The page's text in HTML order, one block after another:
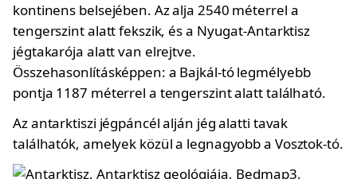
kontinens belsejében. Az alja 2540 méterrel a
tengerszint alatt fekszik, és a Nyugat-Antarktisz
jégtakarója alatt van elrejtve.
Összehasonlításképpen: a Bajkál-tó legmélyebb
pontja 1187 méterrel a tengerszint alatt található.
Az antarktiszi jégpáncél alján jég alatti tavak
találhatók, amelyek közül a legnagyobb a Vosztok-tó.